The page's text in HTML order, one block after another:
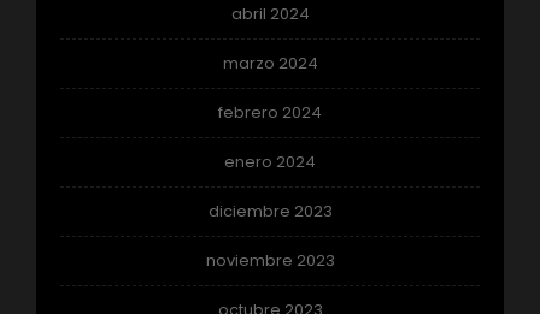
abril 2024
marzo 2024
febrero 2024
enero 2024
diciembre 2023
noviembre 2023
octubre 2023